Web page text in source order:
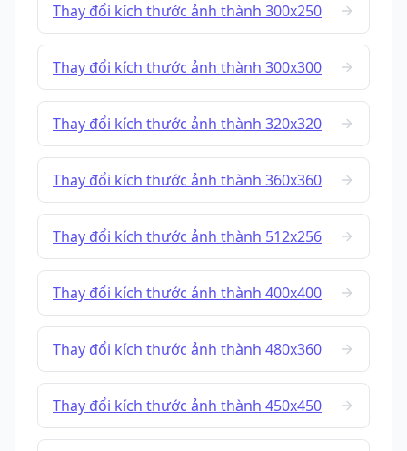
Thay đổi kích thước ảnh thành 300x250
Thay đổi kích thước ảnh thành 300x300
Thay đổi kích thước ảnh thành 320x320
Thay đổi kích thước ảnh thành 360x360
Thay đổi kích thước ảnh thành 512x256
Thay đổi kích thước ảnh thành 400x400
Thay đổi kích thước ảnh thành 480x360
Thay đổi kích thước ảnh thành 450x450